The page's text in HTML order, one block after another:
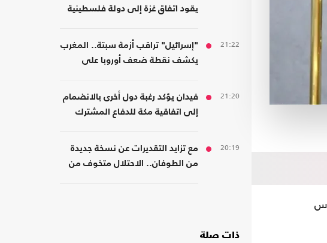
يقود اتفاق غزة إلى دولة فلسطينية
21:22
"إسرائيل" تراقب أزمة سبتة.. المغرب
يكشف نقطة ضعف أوروبا على
21:20
فيدان يؤكد رغبة دول أخرى بالانضمام
إلى اتفاقية مكة للدفاع المشترك
20:19
مع تزايد التقديرات عن نسخة جديدة
من الطوفان.. الاحتلال متخوف من
ذات صلة